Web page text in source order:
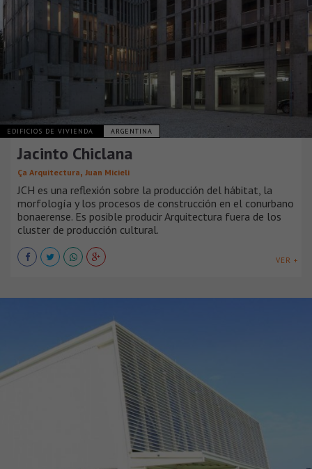
EDIFICIOS DE VIVIENDA ARGENTINA
Jacinto Chiclana
Ça Arquitectura, Juan Micieli
JCH es una reflexión sobre la producción del hábitat, la
morfología y los procesos de construcción en el conurbano
bonaerense. Es posible producir Arquitectura fuera de los
cluster de producción cultural.
VER +